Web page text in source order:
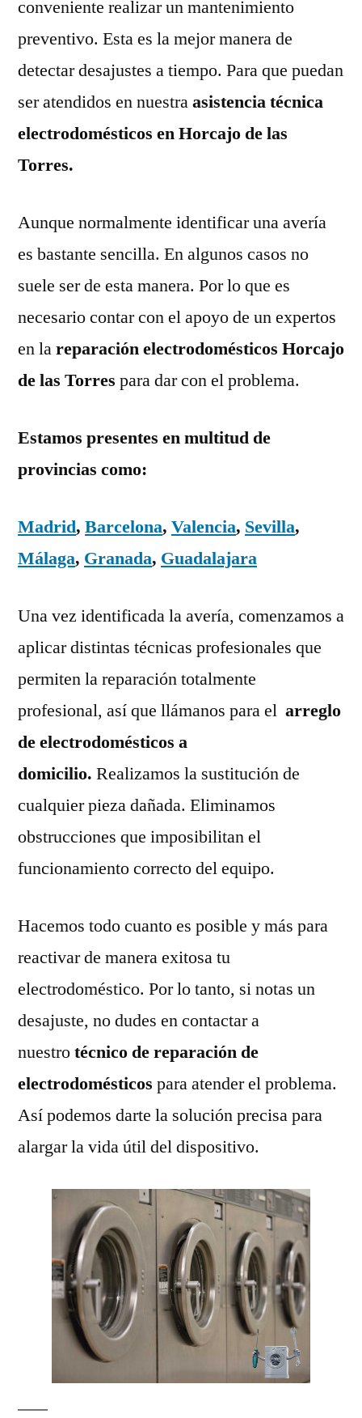
conveniente realizar un mantenimiento
preventivo. Esta es la mejor manera de
detectar desajustes a tiempo. Para que puedan
ser atendidos en nuestraasistencia técnica
electrodomésticos en Horcajo de las
Torres.
Aunque normalmente identificar una avería
es bastante sencilla. En algunos casos no
suele ser de esta manera. Por lo que es
necesario contar con el apoyo de un expertos
en lareparación electrodomésticos Horcajo
de las Torres para dar con el problema.
Estamos presentes en multitud de
provincias como:
Madrid, Barcelona, Valencia, Sevilla,
Málaga, Granada, Guadalajara
Una vez identificada la avería, comenzamos a
aplicar distintas técnicas profesionales que
permiten la reparación totalmente
profesional, así que llámanos para el arreglo
de electrodomésticos a
domicilio. Realizamos la sustitución de
cualquier pieza dañada. Eliminamos
obstrucciones que imposibilitan el
funcionamiento correcto del equipo.
Hacemos todo cuanto es posible y más para
reactivar de manera exitosa tu
electrodoméstico. Por lo tanto, si notas un
desajuste, no dudes en contactar a
nuestrotécnico de reparación de
electrodomésticos para atender el problema.
Así podemos darte la solución precisa para
alargar la vida útil del dispositivo.